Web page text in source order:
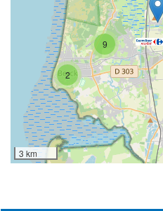
2
9
3 km